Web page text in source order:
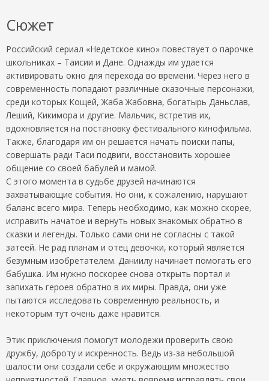
Сюжет
Российский сериал «Недетское кино» повествует о парочке
школьниках – Таисии и Дане. Однажды им удается
активировать окно для перехода во времени. Через него в
современность попадают различные сказочные персонажи,
среди которых Кощей, Жаба Жабовна, богатырь Даньслав,
Леший, Кикимора и другие. Мальчик, встретив их,
вдохновляется на постановку фестивального кинофильма.
Также, благодаря им он решается начать поиски папы,
совершать ради Таси подвиги, восстановить хорошее
общение со своей бабулей и мамой.
С этого момента в судьбе друзей начинаются
захватывающие события. Но они, к сожалению, нарушают
баланс всего мира. Теперь необходимо, как можно скорее,
исправить начатое и вернуть новых знакомых обратно в
сказки и легенды. Только сами они не согласны с такой
затеей. Не рад планам и отец девочки, который является
безумным изобретателем. Даниилу начинает помогать его
бабушка. Им нужно поскорее снова открыть портал и
запихать героев обратно в их миры. Правда, они уже
пытаются исследовать современную реальность, и
некоторым тут очень даже нравится.
Этик приключения помогут молодежи проверить свою
дружбу, доброту и искренность. Ведь из-за небольшой
шалости они создали себе и окружающим множество